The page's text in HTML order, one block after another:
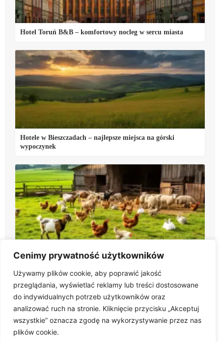
Cenimy prywatność użytkowników
Używamy plików cookie, aby poprawić jakość
przeglądania, wyświetlać reklamy lub treści dostosowane
do indywidualnych potrzeb użytkowników oraz
analizować ruch na stronie. Kliknięcie przycisku „Akceptuj
wszystkie” oznacza zgodę na wykorzystywanie przez nas
plików cookie.
Hotel Toruń B&B – komfortowy nocleg w sercu miasta
Hotele w Bieszczadach – najlepsze miejsca na górski
wypoczynek
Agroturystyka ze zwierzętami – najlepsze gospodarstwa w
Polsce
Twoja inspiracja na każdą wyprawę